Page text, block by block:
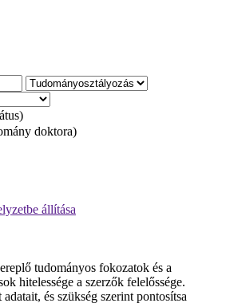
doktora)
állítása
tudományos fokozatok és a
hitelessége a szerzők felelőssége.
és szükség szerint pontosítsa